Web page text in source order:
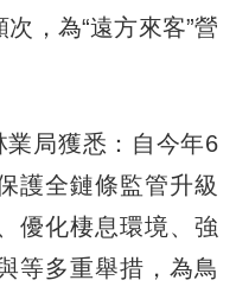
，為“遠方來客”營
局獲悉：自今年6
護全鏈條監管升級
優化棲息環境、強
等多重舉措，為鳥